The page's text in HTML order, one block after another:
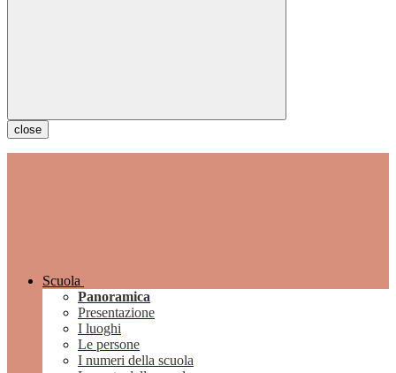
close
Scuola
Panoramica
Presentazione
I luoghi
Le persone
I numeri della scuola